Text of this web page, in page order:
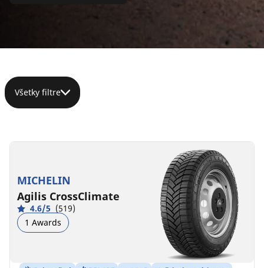
Všetky filtre
MICHELIN
Agilis CrossClimate
4.6/5 (519)
1 Awards
C
A
C
A